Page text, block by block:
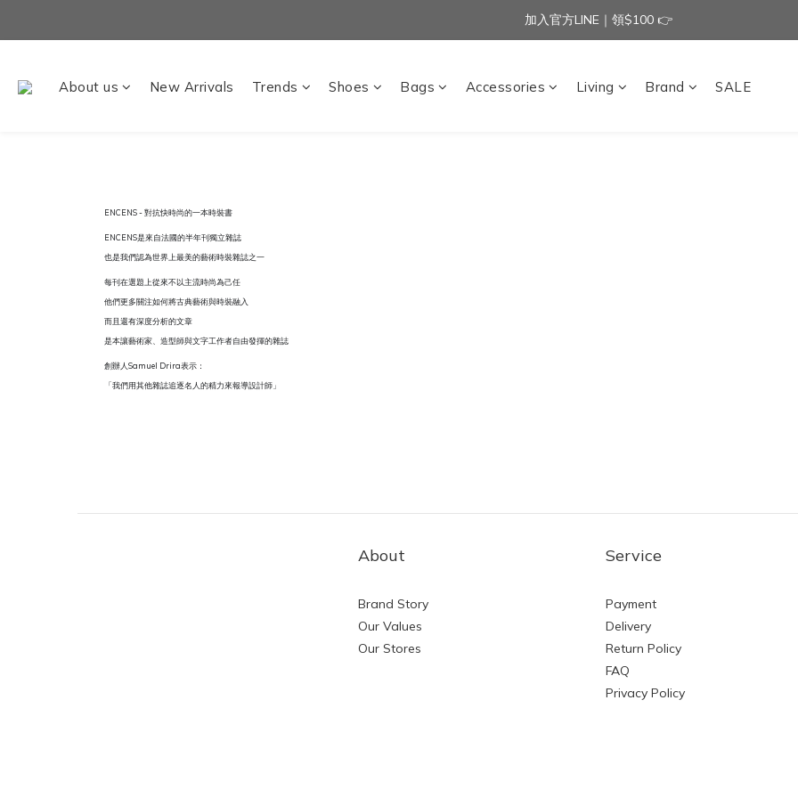
加入官方LINE｜領$100 👉
加入官方LINE｜領$100 👉
加入官方LINE｜領$100 👉
About us New Arrivals Trends Shoes Bags Accessories Living Brand SALE
ENCENS - 對抗快時尚的一本時裝書
ENCENS是來自法國的半年刊獨立雜誌
也是我們認為世界上最美的藝術時裝雜誌之一
每刊在選題上從來不以主流時尚為己任
他們更多關注如何將古典藝術與時裝融入
而且還有深度分析的文章
是本讓藝術家、造型師與文字工作者自由發揮的雜誌
創辦人Samuel Drira表示：
「我們用其他雜誌追逐名人的精力來報導設計師」
About
Brand Story
Our Values
Our Stores
Service
Payment
Delivery
Return Policy
FAQ
Privacy Policy